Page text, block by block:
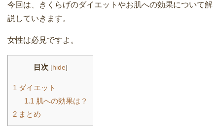
今回は、きくらげのダイエットやお肌への効果について解
説していきます。
女性は必見ですよ。
目次 [hide]
1 ダイエット
1.1 肌への効果は？
2 まとめ